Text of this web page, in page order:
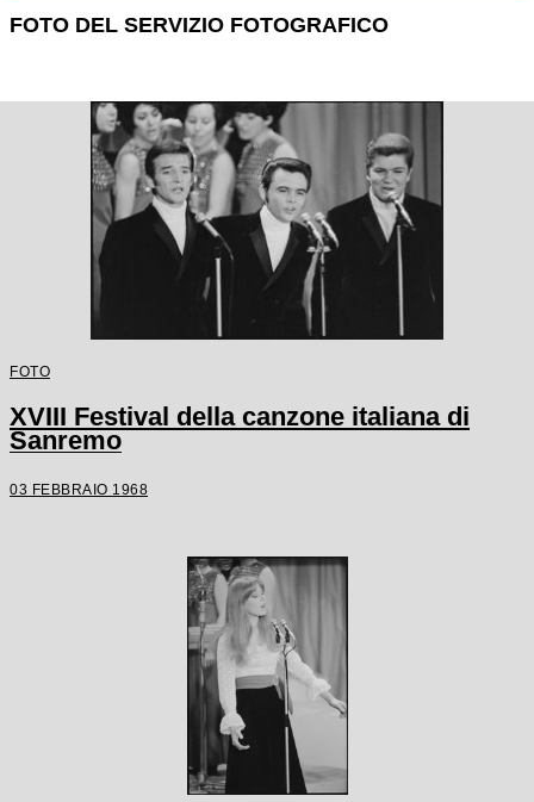
FOTO DEL SERVIZIO FOTOGRAFICO
FOTO
XVIII Festival della canzone italiana di
Sanremo
03 FEBBRAIO 1968